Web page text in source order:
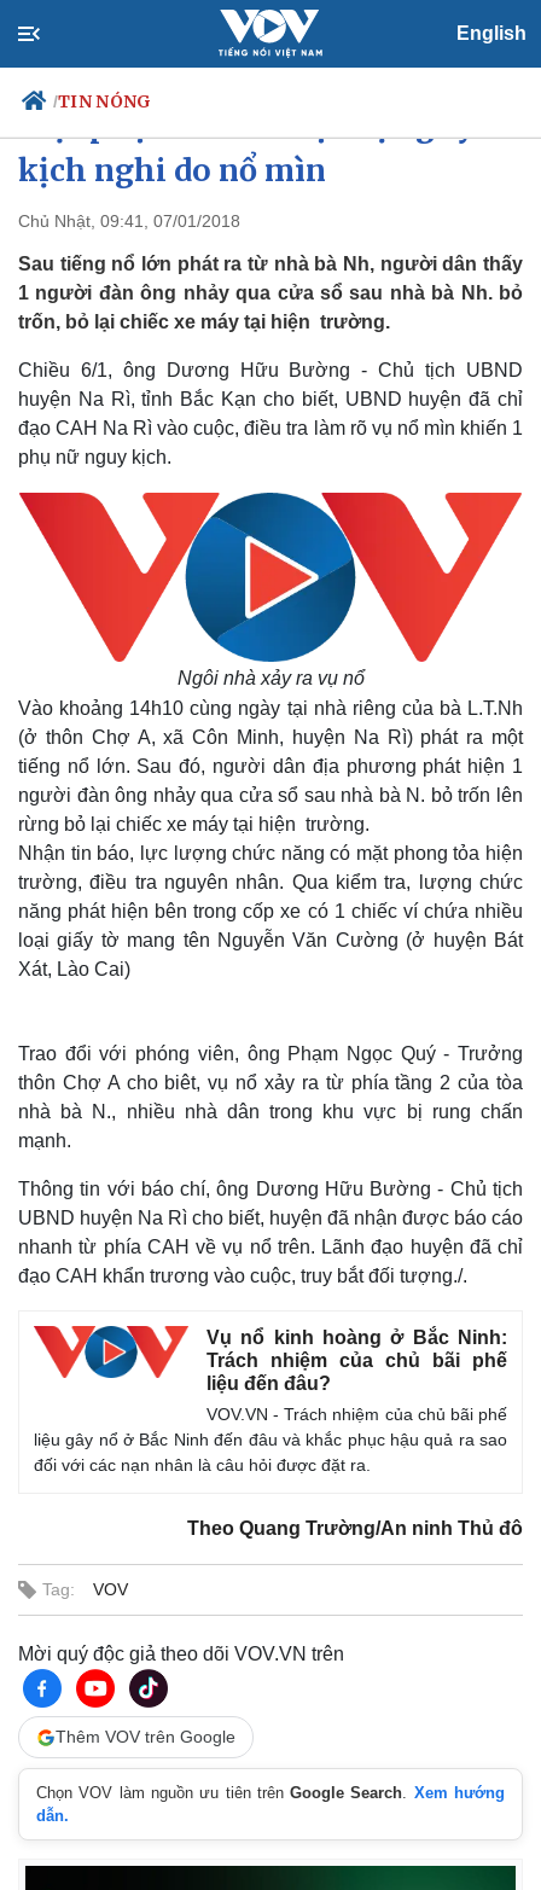
English
/TIN NÓNG
Chính trị
Đảng
Tổ chức nhân sự
Quốc hội
Nhận diện sự thật
Tin 24h
Dự báo thời tiết
Giáo dục
Dấu ấn VOV
Việc làm
Biển đảo
Thế giới
Multimedia
Video
E-Magazine
kịch nghi do nổ mìn
Chủ Nhật, 09:41, 07/01/2018
Sau tiếng nổ lớn phát ra từ nhà bà Nh, người dân thấy
1 người đàn ông nhảy qua cửa sổ sau nhà bà Nh. bỏ
trốn, bỏ lại chiếc xe máy tại hiện trường.
Chiều 6/1, ông Dương Hữu Bường - Chủ tịch UBND
huyện Na Rì, tỉnh Bắc Kạn cho biết, UBND huyện đã chỉ
đạo CAH Na Rì vào cuộc, điều tra làm rõ vụ nổ mìn khiến 1
phụ nữ nguy kịch.
Ngôi nhà xảy ra vụ nổ
Vào khoảng 14h10 cùng ngày tại nhà riêng của bà L.T.Nh
(ở thôn Chợ A, xã Côn Minh, huyện Na Rì) phát ra một
tiếng nổ lớn. Sau đó, người dân địa phương phát hiện 1
người đàn ông nhảy qua cửa sổ sau nhà bà N. bỏ trốn lên
rừng bỏ lại chiếc xe máy tại hiện trường.
Nhận tin báo, lực lượng chức năng có mặt phong tỏa hiện
trường, điều tra nguyên nhân. Qua kiểm tra, lượng chức
năng phát hiện bên trong cốp xe có 1 chiếc ví chứa nhiều
loại giấy tờ mang tên Nguyễn Văn Cường (ở huyện Bát
Xát, Lào Cai)
Trao đổi với phóng viên, ông Phạm Ngọc Quý - Trưởng
thôn Chợ A cho biêt, vụ nổ xảy ra từ phía tầng 2 của tòa
nhà bà N., nhiều nhà dân trong khu vực bị rung chấn
mạnh.
Thông tin với báo chí, ông Dương Hữu Bường - Chủ tịch
UBND huyện Na Rì cho biết, huyện đã nhận được báo cáo
nhanh từ phía CAH về vụ nổ trên. Lãnh đạo huyện đã chỉ
đạo CAH khẩn trương vào cuộc, truy bắt đối tượng./.
Vụ nổ kinh hoàng ở Bắc Ninh:
Trách nhiệm của chủ bãi phế
liệu đến đâu?
VOV.VN - Trách nhiệm của chủ bãi phế
liệu gây nổ ở Bắc Ninh đến đâu và khắc phục hậu quả ra sao
đối với các nạn nhân là câu hỏi được đặt ra.
Theo Quang Trường/An ninh Thủ đô
Tag: VOV
Mời quý độc giả theo dõi VOV.VN trên
Thêm VOV trên Google
Chọn VOV làm nguồn ưu tiên trênGoogle Search. Xem hướng
dẫn.